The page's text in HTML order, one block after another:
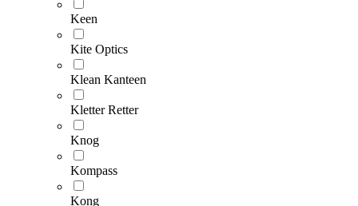
Keen
Kite Optics
Klean Kanteen
Kletter Retter
Knog
Kompass
Kong